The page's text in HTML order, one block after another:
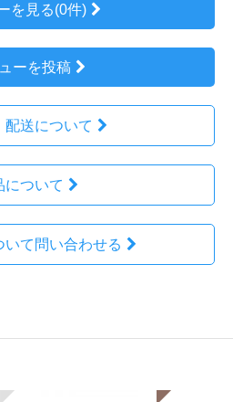
を見る(0件)
ーを投稿
配送について
について
いて問い合わせる